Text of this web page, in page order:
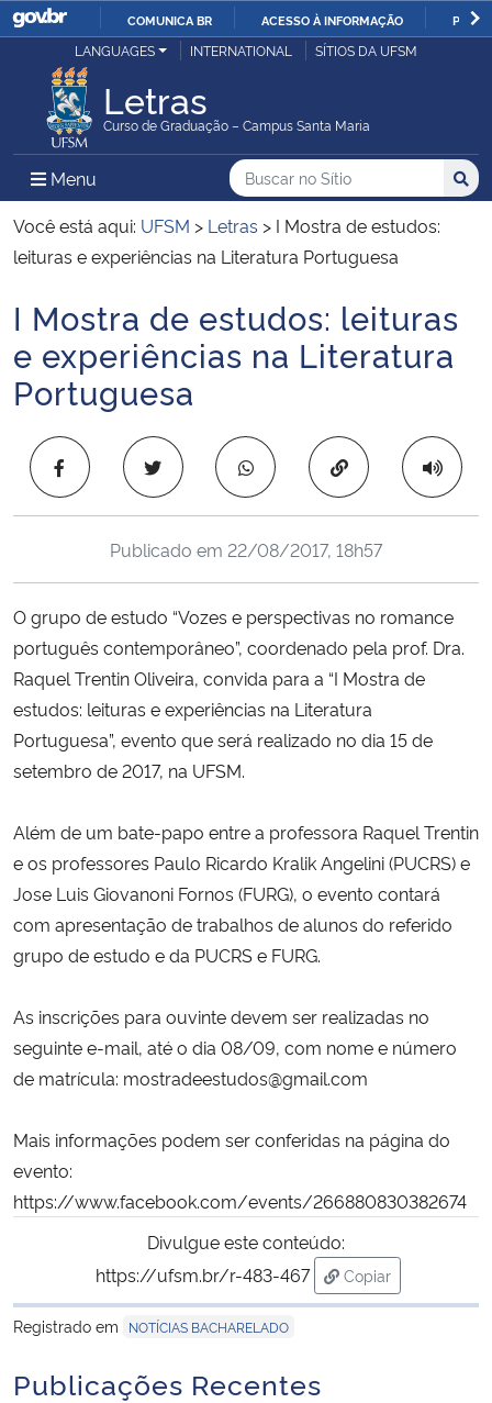
IR
COMUNICA BR ACESSO À INFORMAÇÃO
Ministério da Justiça e Segurança Pública
Ministério da Defesa
Ministério das Relações Exteriores
Ministério da Infraestrutura
Ministério da Agricultura, Pecuária e Abastecimento
Ministério da Educação
Ministério de Minas e Energia
Ministério da Ciência, Tecnologia, Inovações e Comunicações
Ministério do Meio Ambiente
Ministério do Desenvolvimento Regional
Controladoria-Geral da União
Gabinete de Segurança Institucional
Advocacia-Geral da União
Banco Central do Brasil
Planalto
LANGUAGES INTERNATIONAL SÍTIOS DA UFSM
Letras
Curso de Graduação – Campus Santa Maria
Menu Menu Principal do Sítio
Busca
Buscar no no Sítio
Busca:
Você está aqui: UFSM > Letras > I Mostra de estudos:
leituras e experiências na Literatura Portuguesa
Início do conteúdo
I Mostra de estudos: leituras
e experiências na Literatura
Portuguesa
Copiar para área
Publicado em 22/08/2017, 18h57
O grupo de estudo “Vozes e perspectivas no romance
português contemporâneo”, coordenado pela prof. Dra.
Raquel Trentin Oliveira, convida para a “I Mostra de
estudos: leituras e experiências na Literatura
Portuguesa”, evento que será realizado no dia 15 de
setembro de 2017, na UFSM.
Além de um bate-papo entre a professora Raquel Trentin
e os professores Paulo Ricardo Kralik Angelini (PUCRS) e
Jose Luis Giovanoni Fornos (FURG), o evento contará
com apresentação de trabalhos de alunos do referido
grupo de estudo e da PUCRS e FURG.
As inscrições para ouvinte devem ser realizadas no
seguinte e-mail, até o dia 08/09, com nome e número
de matrícula: mostradeestudos@gmail.com
Mais informações podem ser conferidas na página do
evento:
https://www.facebook.com/events/266880830382674
Divulgue este conteúdo:
https://ufsm.br/r-483-467
Copiar
para área de
Registrado em
NOTÍCIAS BACHARELADO
Publicações Recentes